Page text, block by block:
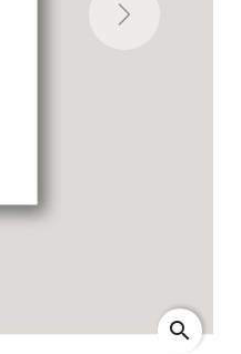
Next
search